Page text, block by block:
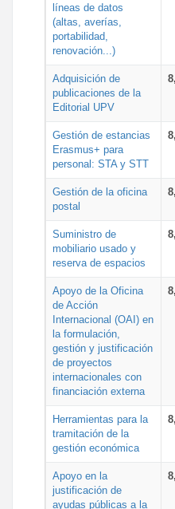
líneas de datos
(altas, averías,
portabilidad,
renovación...)
Adquisición de
publicaciones de la
Editorial UPV
Gestión de estancias
Erasmus+ para
personal: STA y STT
Gestión de la oficina
postal
Suministro de
mobiliario usado y
reserva de espacios
Apoyo de la Oficina
de Acción
Internacional (OAI) en
la formulación,
gestión y justificación
de proyectos
internacionales con
financiación externa
Herramientas para la
tramitación de la
gestión económica
Apoyo en la
justificación de
ayudas públicas a la